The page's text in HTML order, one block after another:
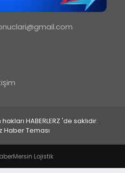
HABERLERZ 'de saklıdır.
Haber Teması
Mersin Lojistik